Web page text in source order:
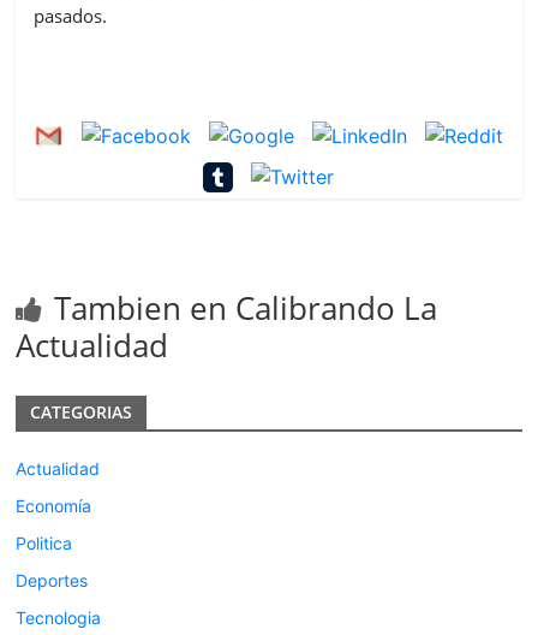
pasados.
Tambien en Calibrando La
Actualidad
CATEGORIAS
Actualidad
Economía
Politica
Deportes
Tecnologia